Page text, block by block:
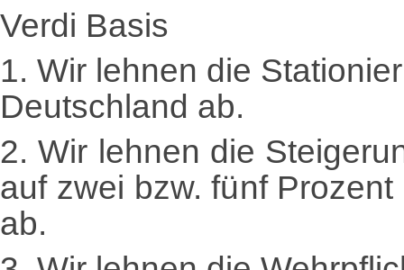
Verdi Basis
1. Wir lehnen die
Deutschland ab.
2. Wir lehnen die
auf zwei bzw. fünf
ab.